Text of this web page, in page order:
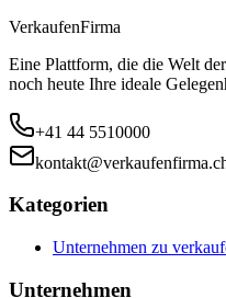
VerkaufenFirma
Eine Plattform, die die Welt
noch heute Ihre ideale
+41 44 5510000
Kategorien
Unternehmen zu
Unternehmen